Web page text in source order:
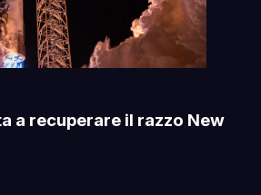
a recuperare il razzo New